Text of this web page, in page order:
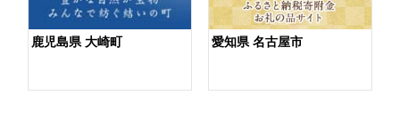
鹿児島県 大崎町 愛知県 名古屋市